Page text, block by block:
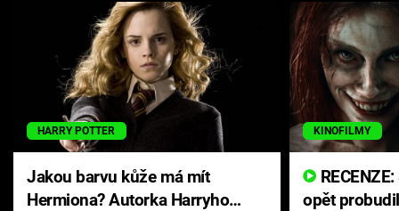
HARRY POTTER
Jakou barvu kůže má mít
Hermiona? Autorka Harryho
KINOFILMY
opět